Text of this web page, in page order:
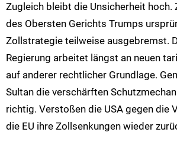
Zugleich bleibt die Unsicherheit hoch.
des Obersten Gerichts Trumps
Zollstrategie teilweise ausgebremst.
Regierung arbeitet längst an neuen
auf anderer rechtlicher Grundlage.
Sultan die verschärften
richtig. Verstoßen die USA gegen die
die EU ihre Zollsenkungen wieder